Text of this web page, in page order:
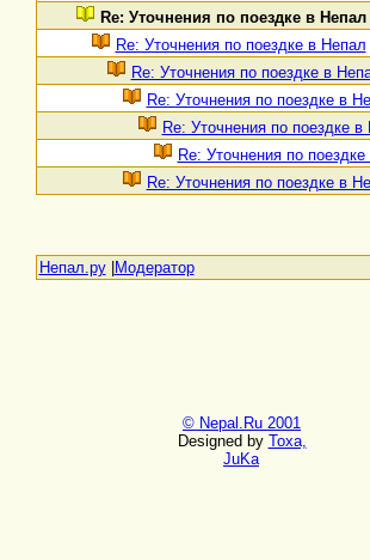
Re: Уточнения по поездке в Непал
Re: Уточнения по поездке в Непал
Re: Уточнения по поездке в
Re: Уточнения по поездке в
Re: Уточнения по поездке в
Re: Уточнения по
Re: Уточнения по поездке в
Непал.ру| Модератор
© Nepal.Ru 2001
Designed by Toxa,
JuKa